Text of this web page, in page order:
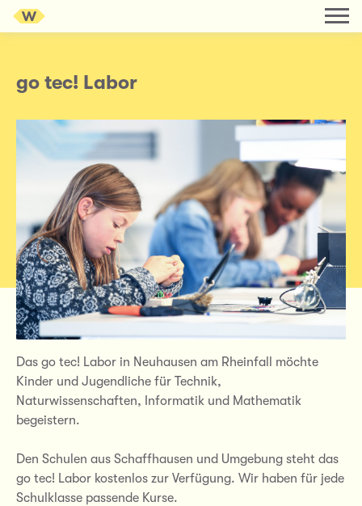
go tec! Labor
Das go tec! Labor in Neuhausen am Rheinfall möchte
Kinder und Jugendliche für Technik,
Naturwissenschaften, Informatik und Mathematik
begeistern.
Den Schulen aus Schaffhausen und Umgebung steht das
go tec! Labor kostenlos zur Verfügung. Wir haben für jede
Schulklasse passende Kurse.